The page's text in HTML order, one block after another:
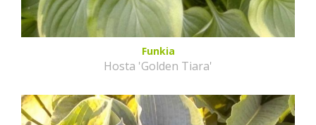
Funkia
Hosta 'Golden Tiara'